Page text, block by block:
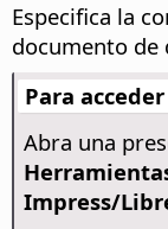
Especifica la
documento de
Para
Abra una
Impress/